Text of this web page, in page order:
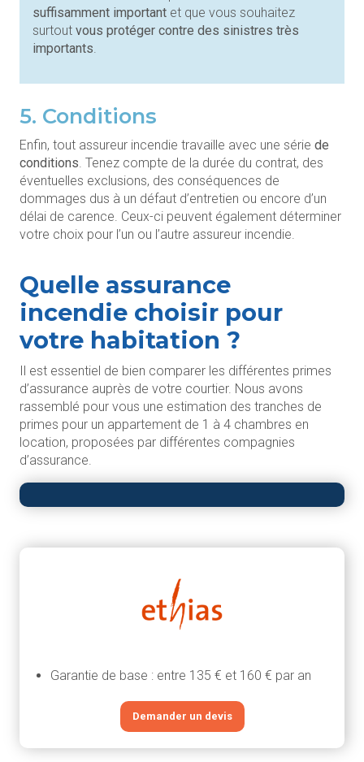
suffisamment important et que vous souhaitez
surtout vous protéger contre des sinistres très
importants.
5. Conditions
Enfin, tout assureur incendie travaille avec une série de
conditions. Tenez compte de la durée du contrat, des
éventuelles exclusions, des conséquences de
dommages dus à un défaut d’entretien ou encore d’un
délai de carence. Ceux-ci peuvent également déterminer
votre choix pour l’un ou l’autre assureur incendie.
Quelle assurance
incendie choisir pour
votre habitation ?
Il est essentiel de bien comparer les différentes primes
d’assurance auprès de votre courtier. Nous avons
rassemblé pour vous une estimation des tranches de
primes pour un appartement de 1 à 4 chambres en
location, proposées par différentes compagnies
d’assurance.
Garantie de base : entre 135 € et 160 € par an
Demander un devis